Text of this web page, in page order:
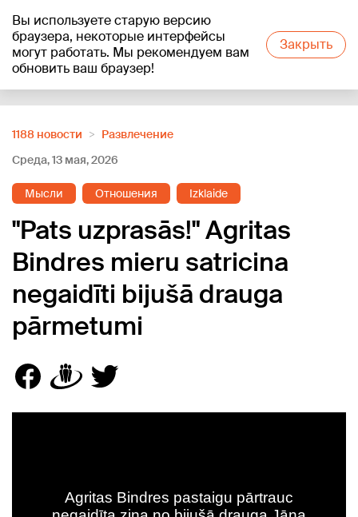
Вы используете старую версию
браузера, некоторые интерфейсы
могут работать. Мы рекомендуем вам
обновить ваш браузер!
Закрыть
+20°C
1188 новости
Развлечение
Среда, 13 мая, 2026
Мысли Отношения Izklaide
"Pats uzprasās!" Agritas
Bindres mieru satricina
negaidīti bijušā drauga
pārmetumi